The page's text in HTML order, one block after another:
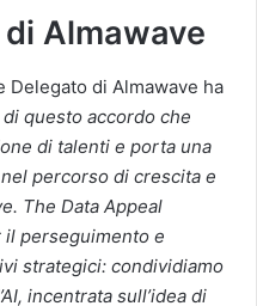
Almawave
Delegato di Almawave ha
questo accordo che
di talenti e porta una
percorso di crescita e
The Data Appeal
perseguimento e
strategici: condividiamo
incentrata sull’idea di